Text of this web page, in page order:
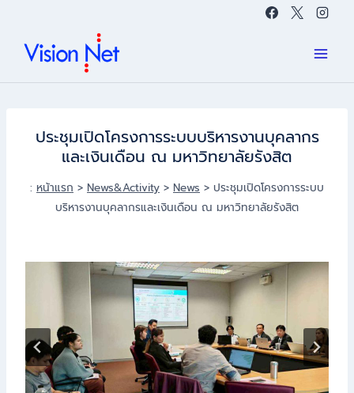
content
ประชุมเปิดโครงการระบบบริหารงานบุคลากร
และเงินเดือน ณ มหาวิทยาลัยรังสิต
: หน้าแรก > News&Activity > News > ประชุมเปิดโครงการระบบ
บริหารงานบุคลากรและเงินเดือน ณ มหาวิทยาลัยรังสิต